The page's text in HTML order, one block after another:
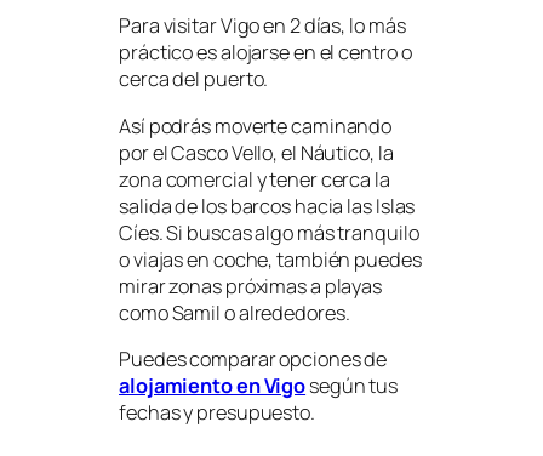
Para visitar Vigo en 2 días, lo más
práctico es alojarse en el centro o
cerca del puerto.
Así podrás moverte caminando
por el Casco Vello, el Náutico, la
zona comercial y tener cerca la
salida de los barcos hacia las Islas
Cíes. Si buscas algo más tranquilo
o viajas en coche, también puedes
mirar zonas próximas a playas
como Samil o alrededores.
Puedes comparar opciones de
alojamiento en Vigosegún tus
fechas y presupuesto.